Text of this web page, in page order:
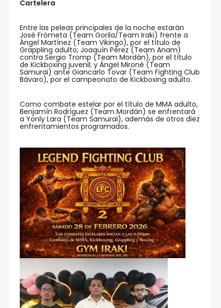
Cartelera
Entre las peleas principales de la noche estarán
José Frómeta (Team Gorila/Team Iraki) frente a
Ángel Martínez (Team Vikingo), por el título de
Grappling adulto; Joaquín Pérez (Team Anam)
contra Sergio Tromp (Team Mordán), por el título
de Kickboxing juvenil; y Ángel Mironé (Team
Samurai) ante Giancarlo Tovar (Team Fighting Club
Bávaro), por el campeonato de Kickboxing adulto.
Como combate estelar por el título de MMA adulto,
Benjamín Rodríguez (Team Mordán) se enfrentará
a Yonly Lara (Team Samurai), además de otros diez
enfrentamientos programados.